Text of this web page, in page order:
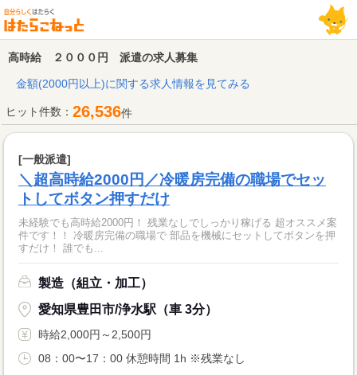
高時給 ２０００円 派遣の求人募集
金額(2000円以上)に関する求人情報を見てみる
ヒット件数： 26,536件
[一般派遣]
＼超高時給2000円／冷暖房完備の職場でセッ
トしてボタン押すだけ
未経験でも高時給2000円！ 残業なしでしっかり稼げる 超オススメ案
件です！！ 冷暖房完備の職場で 部品を機械にセットしてボタンを押
すだけ！ 誰でも...
製造（組立・加工）
愛知県豊田市/浄水駅（車 3分）
時給2,000円～2,500円
08：00〜17：00 休憩時間 1h ※残業なし